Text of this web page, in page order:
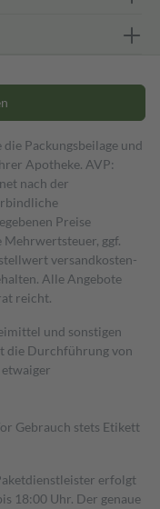
Packungsbeilage und
Apotheke. AVP:
nach der
Preise
Mehrwertsteuer, ggf.
versand­kosten­
Alle Angebote
reicht.
und sonstigen
die Durchführung von
Gebrauch stets Etikett
erfolgt
18:00 Uhr. Der genaue